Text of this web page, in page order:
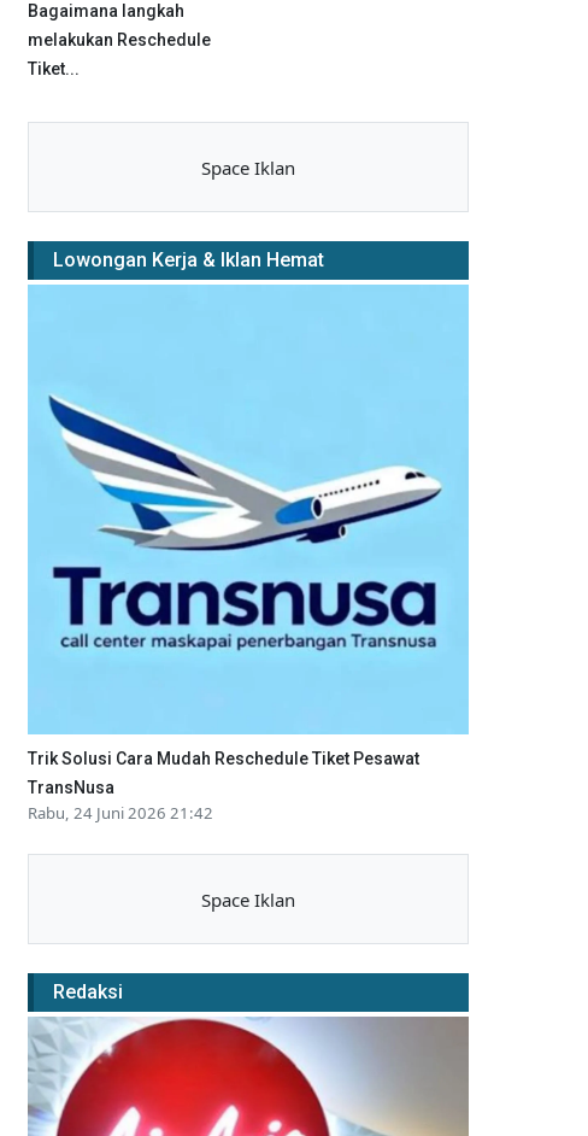
Bagaimana langkah
melakukan Reschedule
Tiket...
Space Iklan
Lowongan Kerja & Iklan Hemat
Trik Solusi Cara Mudah Reschedule Tiket Pesawat
TransNusa
Rabu, 24 Juni 2026 21:42
Space Iklan
Redaksi